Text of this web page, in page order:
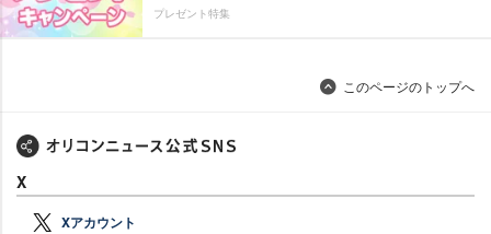
プレゼント特集
このページのトップへ
X
Xアカウント